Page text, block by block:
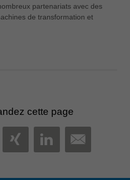
partenariats avec des
de transformation et
cette page
XINGLINKEDIN
MAIL